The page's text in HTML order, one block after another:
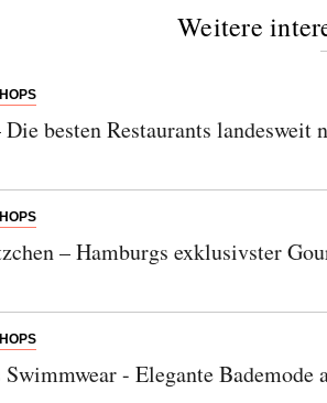
Weitere
besten Restaurants landesweit
– Hamburgs exklusivster
Swimmwear - Elegante Bademode